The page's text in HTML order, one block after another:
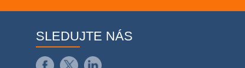
SLEDUJTE NÁS